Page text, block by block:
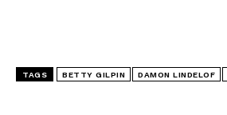
TAGS BETTY GILPIN DAMON LINDELOF